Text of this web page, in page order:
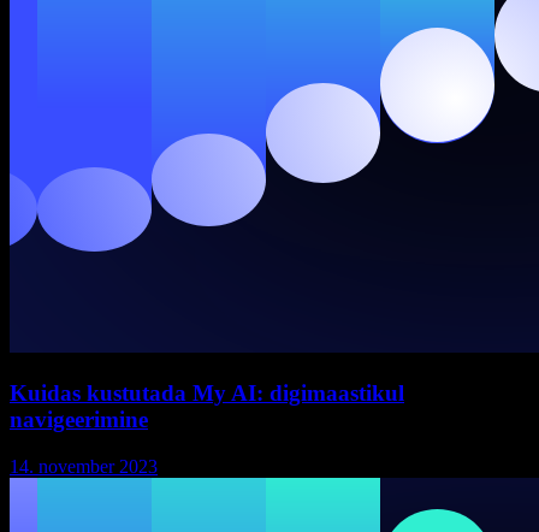
Kuidas kustutada My AI: digimaastikul
navigeerimine
14. november 2023